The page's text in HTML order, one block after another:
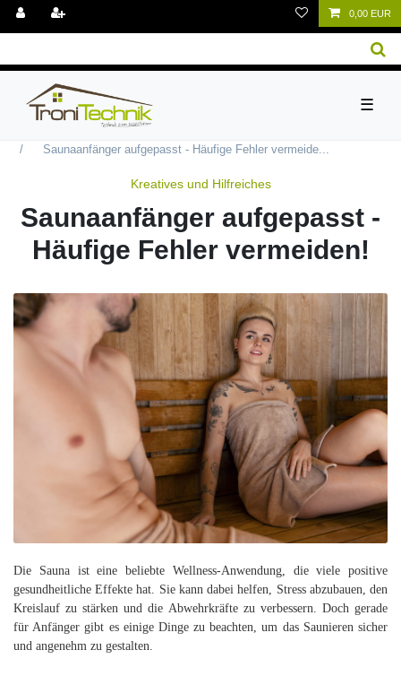
0,00 EUR
☰
Kreatives und Hilfreiches
Saunaanfänger aufgepasst - Häufige Fehler vermeide...
Kreatives und Hilfreiches
Saunaanfänger aufgepasst -
Häufige Fehler vermeiden!
Die Sauna ist eine beliebte Wellness-Anwendung, die viele positive
gesundheitliche Effekte hat. Sie kann dabei helfen, Stress abzubauen, den
Kreislauf zu stärken und die Abwehrkräfte zu verbessern. Doch gerade
für Anfänger gibt es einige Dinge zu beachten, um das Saunieren sicher
und angenehm zu gestalten.